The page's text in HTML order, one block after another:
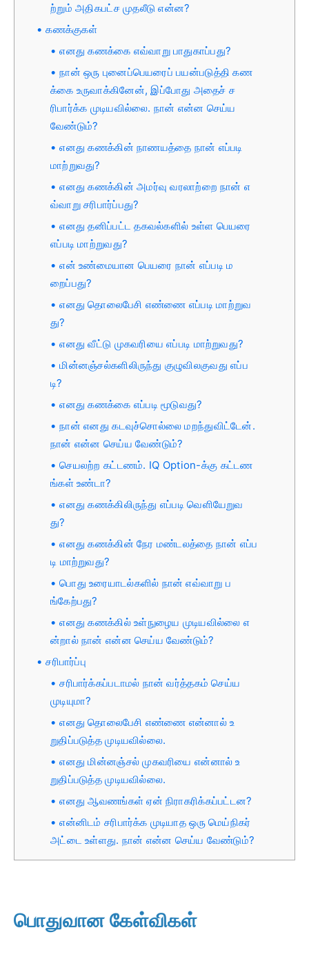
ற்றும் அதிகபட்ச முதலீடு என்ன?
கணக்குகள்
எனது கணக்கை எவ்வாறு பாதுகாப்பது?
நான் ஒரு புனைப்பெயரைப் பயன்படுத்தி கண
க்கை உருவாக்கினேன், இப்போது அதைச் ச
ரிபார்க்க முடியவில்லை. நான் என்ன செய்ய
வேண்டும்?
எனது கணக்கின் நாணயத்தை நான் எப்படி
மாற்றுவது?
எனது கணக்கின் அமர்வு வரலாற்றை நான் எ
வ்வாறு சரிபார்ப்பது?
எனது தனிப்பட்ட தகவல்களில் உள்ள பெயரை
எப்படி மாற்றுவது?
என் உண்மையான பெயரை நான் எப்படி ம
றைப்பது?
எனது தொலைபேசி எண்ணை எப்படி மாற்றுவ
து?
எனது வீட்டு முகவரியை எப்படி மாற்றுவது?
மின்னஞ்சல்களிலிருந்து குழுவிலகுவது எப்ப
டி?
எனது கணக்கை எப்படி மூடுவது?
நான் எனது கடவுச்சொல்லை மறந்துவிட்டேன்.
நான் என்ன செய்ய வேண்டும்?
செயலற்ற கட்டணம். IQ Option-க்கு கட்டண
ங்கள் உண்டா?
எனது கணக்கிலிருந்து எப்படி வெளியேறுவ
து?
எனது கணக்கின் நேர மண்டலத்தை நான் எப்ப
டி மாற்றுவது?
பொது உரையாடல்களில் நான் எவ்வாறு ப
ங்கேற்பது?
எனது கணக்கில் உள்நுழைய முடியவில்லை எ
ன்றால் நான் என்ன செய்ய வேண்டும்?
சரிபார்ப்பு
சரிபார்க்கப்படாமல் நான் வர்த்தகம் செய்ய
முடியுமா?
எனது தொலைபேசி எண்ணை என்னால் உ
றுதிப்படுத்த முடியவில்லை.
எனது மின்னஞ்சல் முகவரியை என்னால் உ
றுதிப்படுத்த முடியவில்லை.
எனது ஆவணங்கள் ஏன் நிராகரிக்கப்பட்டன?
என்னிடம் சரிபார்க்க முடியாத ஒரு மெய்நிகர்
அட்டை உள்ளது. நான் என்ன செய்ய வேண்டும்?
பொதுவான கேள்விகள்